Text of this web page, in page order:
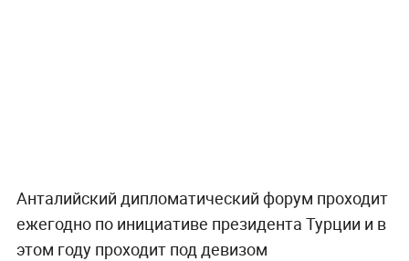
Анталийский дипломатический форум проходит
ежегодно по инициативе президента Турции и в
этом году проходит под девизом